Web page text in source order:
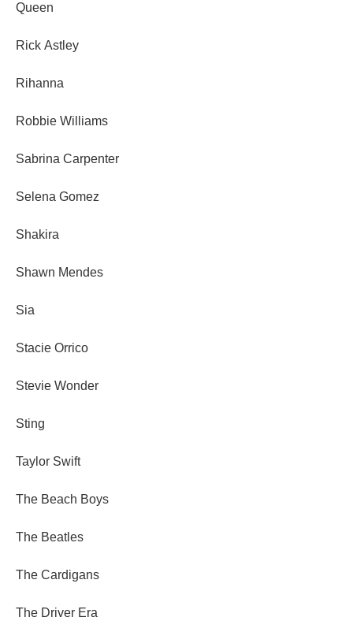
Queen
Rick Astley
Rihanna
Robbie Williams
Sabrina Carpenter
Selena Gomez
Shakira
Shawn Mendes
Sia
Stacie Orrico
Stevie Wonder
Sting
Taylor Swift
The Beach Boys
The Beatles
The Cardigans
The Driver Era